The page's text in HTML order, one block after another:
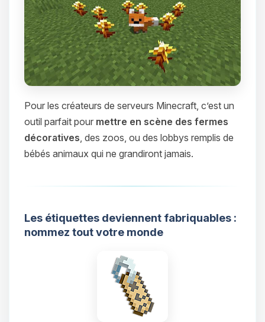
Pour les créateurs de serveurs Minecraft, c’est un
outil parfait pour mettre en scène des fermes
décoratives , des zoos, ou des lobbys remplis de
bébés animaux qui ne grandiront jamais.
Les étiquettes deviennent fabriquables :
nommez tout votre monde